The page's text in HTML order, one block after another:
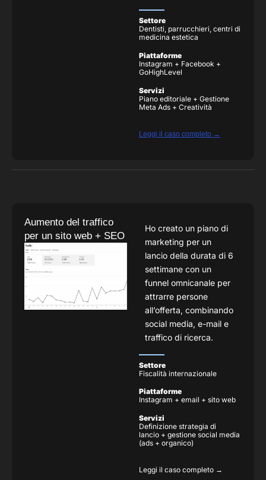
Settore
Dentisti, parrucchieri, centri di
medicina estetica
Piattaforme
Instagram + Facebook +
GoHighLevel
Servizi
Piano editoriale + Gestione
Meta Ads + Creatività
Leggi il caso completo →
Aumento del traffico
per un sito web + SEO
Ho creato un piano di
marketing per un
lancio della durata di 6
settimane con un
funnel omnicanale per
attrarre persone
all’offerta, combinando
social media, e-mail e
traffico di ricerca.
Settore
Fiscalità internazionale
Piattaforme
Instagram + email + sito web
Servizi
Definizione strategia di
lancio + gestione social media
(ads + organico)
Leggi il caso completo →